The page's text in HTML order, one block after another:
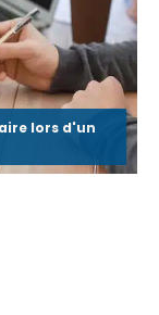
lors d'un